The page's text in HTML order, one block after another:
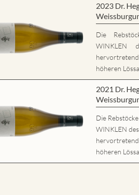
2023 Dr.
Die
WINKLEN
höheren
2021 Dr.
Die
WINKLEN
höheren